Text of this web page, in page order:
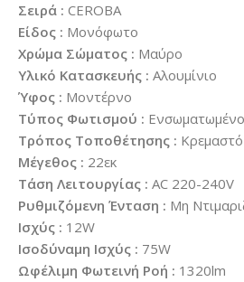
Σειρά : CEROBA
Είδος : Μονόφωτο
Χρώμα Σώματος : Μαύρο
Υλικό Κατασκευής : Αλουμίνιο
Ύφος : Μοντέρνο
Τύπος Φωτισμού :
Τρόπος Τοποθέτησης : Κρεμαστό
Μέγεθος : 22εκ
Τάση Λειτουργίας : AC 220-240V
Ρυθμιζόμενη Ένταση : Μη
Ισχύς : 12W
Ισοδύναμη Ισχύς : 75W
Ωφέλιμη Φωτεινή Ροή : 1320lm